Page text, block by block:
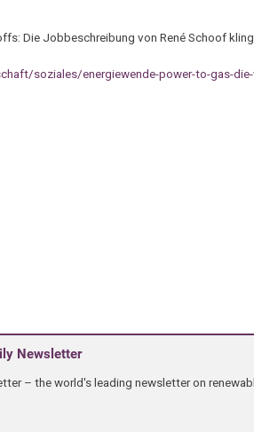
Die Jobbeschreibung von René Schoof
soziales/energiewende-power-to-gas-
Newsletter
– the world's leading newsletter on